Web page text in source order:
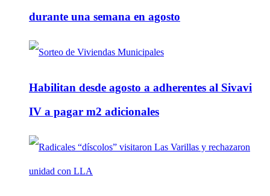
durante una semana en agosto
Habilitan desde agosto a adherentes al Sivavi
IV a pagar m2 adicionales